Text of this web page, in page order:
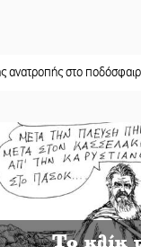
στο ποδόσφαιρο || 5
Το κλίκ